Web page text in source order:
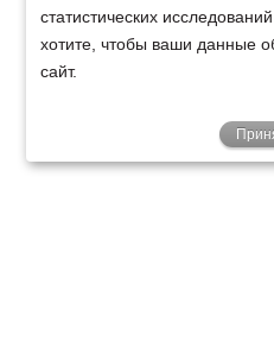
статистических
хотите, чтобы ваши данные
сайт.